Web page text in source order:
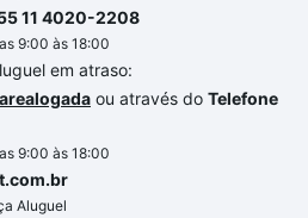
11 4020-2208
9:00 às 18:00
em atraso:
ou através do Telefone
9:00 às 18:00
Aluguel